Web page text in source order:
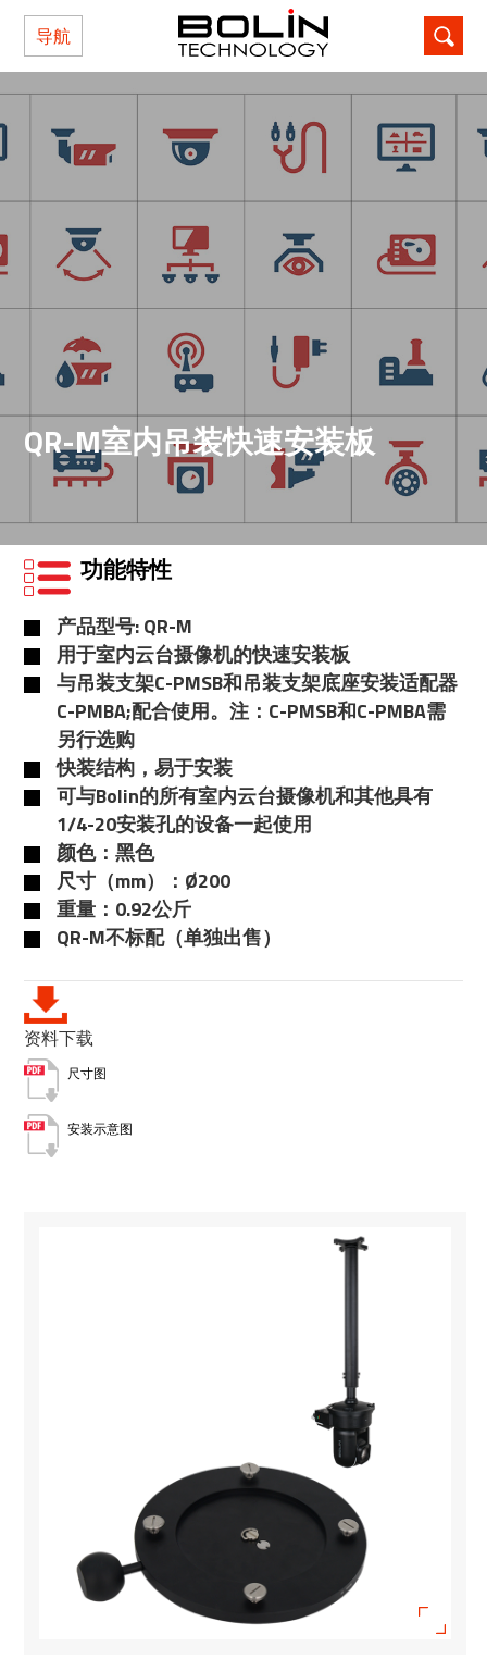
导航
QR-M室内吊装快速安装板
功能特性
产品型号: QR-M
用于室内云台摄像机的快速安装板
与吊装支架C-PMSB和吊装支架底座安装适配器
C-PMBA;配合使用。注：C-PMSB和C-PMBA需
另行选购
快装结构，易于安装
可与Bolin的所有室内云台摄像机和其他具有
1/4-20安装孔的设备一起使用
颜色：黑色
尺寸（mm）：Ø200
重量：0.92公斤
QR-M不标配（单独出售）
资料下载
尺寸图
安装示意图